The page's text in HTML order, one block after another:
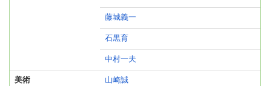
藤城義一
石黒育
中村一夫
美術 山崎誠